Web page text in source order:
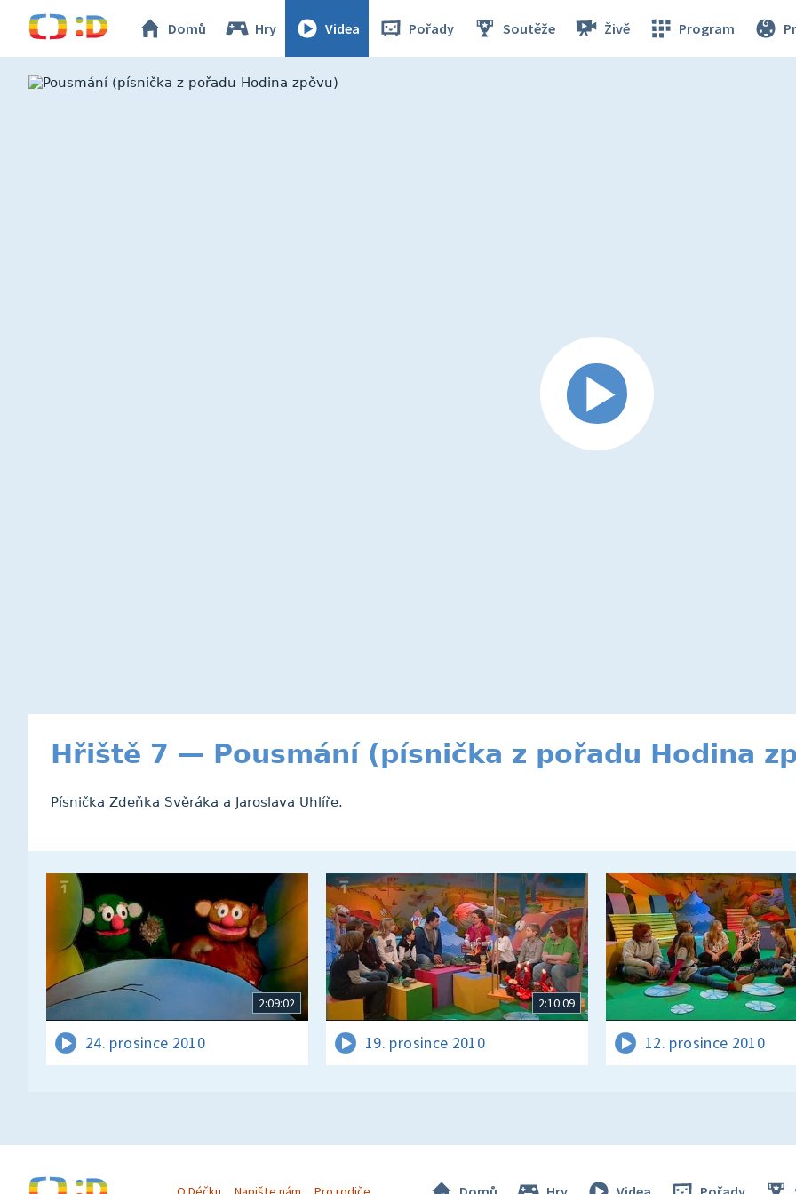
Domů Hry Videa Pořady Soutěže Živě Program
Hřiště 7 — Pousmání (písnička z pořadu Hodina
Písnička Zdeňka Svěráka a Jaroslava Uhlíře.
2:09:02
24. prosince 2010
2:10:09
19. prosince 2010 12. prosince 2010